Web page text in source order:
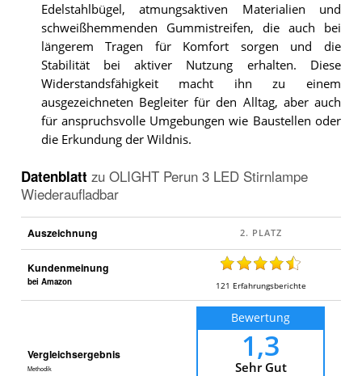
Edelstahlbügel, atmungsaktiven Materialien und
schweißhemmenden Gummistreifen, die auch bei
längerem Tragen für Komfort sorgen und die
Stabilität bei aktiver Nutzung erhalten. Diese
Widerstandsfähigkeit macht ihn zu einem
ausgezeichneten Begleiter für den Alltag, aber auch
für anspruchsvolle Umgebungen wie Baustellen oder
die Erkundung der Wildnis.
Datenblatt zu OLIGHT Perun 3 LED Stirnlampe
Wiederaufladbar
Auszeichnung
Kundenmeinung
bei Amazon 121 Erfahrungsberichte
Vergleichsergebnis
Methodik
Bewertung
1,3
Sehr Gut